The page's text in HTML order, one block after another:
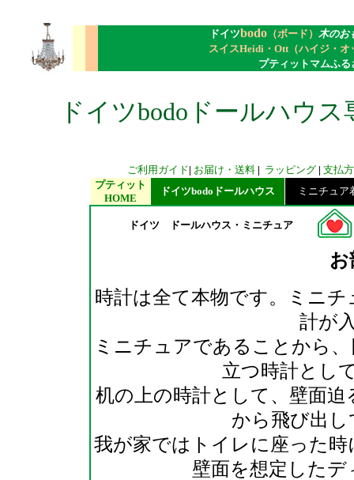
ドイツbodo（ボード） 木のお
スイスHeidi・Ott（ハイジ・オ
プティットマムふ
ドイツbodoドールハウス
ご利用ガイド| お届け・送料 | ラッピング | 支払
プティット
HOME
ドイツbodoドールハウス ミニチュア
ドイツ ドールハウス・ミニチュア
お
時計は全て本物です。ミニ
計が
ミニチュアであることから
立つ時計とし
机の上の時計として、壁面
から飛び出
我が家ではトイレに座った
壁面を想定した